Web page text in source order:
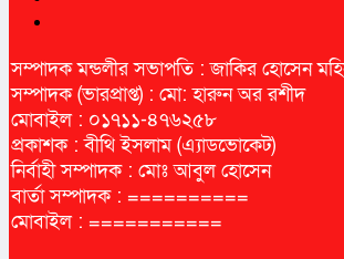
সম্পাদক মন্ডলীর সভাপতি : জাকির হোসেন
সম্পাদক (ভারপ্রাপ্ত) : মো: হারুন অর রশীদ
মোবাইল : ০১৭১১-৪৭৬২৫৮
প্রকাশক : বীথি ইসলাম (এ্যাডভোকেট)
নির্বাহী সম্পাদক : মোঃ আবুল হোসেন
বার্তা সম্পাদক : ==========
মোবাইল : ===========